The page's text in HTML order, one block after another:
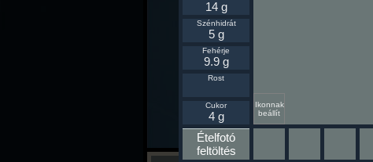
Ikonnak
beállít
14 g
Szénhidrát
5 g
Fehérje
9.9 g
Rost
Cukor
4 g
Ételfotó
feltöltés